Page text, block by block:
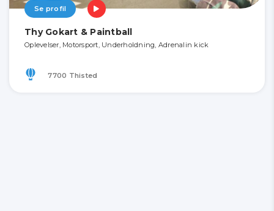
Se profil
Thy Gokart & Paintball
Oplevelser, Motorsport, Underholdning, Adrenalin kick
7700 Thisted